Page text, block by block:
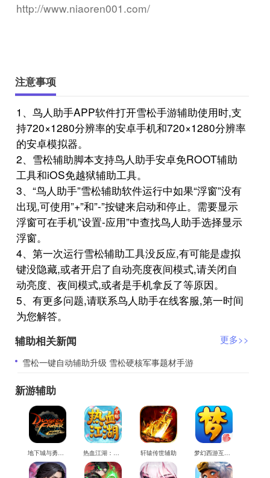
http://www.niaoren001.com/
注意事项
1、鸟人助手APP软件打开雪松手游辅助使用时,支
持720×1280分辨率的安卓手机和720×1280分辨率
的安卓模拟器。
2、雪松辅助脚本支持鸟人助手安卓免ROOT辅助
工具和iOS免越狱辅助工具。
3、“鸟人助手”雪松辅助软件运行中如果“浮窗”没有
出现,可使用”+”和”-”按键来启动和停止。需要显示
浮窗可在手机”设置-应用”中查找鸟人助手选择显示
浮窗。
4、第一次运行雪松辅助工具没反应,有可能是虚拟
键没隐藏,或者开启了自动亮度夜间模式,请关闭自
动亮度、夜间模式,或者是手机拿反了等原因。
5、有更多问题,请联系鸟人助手在线客服,第一时间
为您解答。
辅助相关新闻
更多>>
​雪松一键自动辅助升级 雪松硬核军事题材手游
新游辅助
地下城与勇士M辅助 热血江湖：觉醒辅助 轩辕传世辅助 梦幻西游互通版辅助